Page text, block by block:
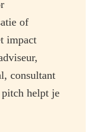
of
impact
consultant
helpt je